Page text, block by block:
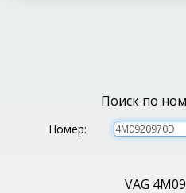
Поиск по
Номер:
VAG